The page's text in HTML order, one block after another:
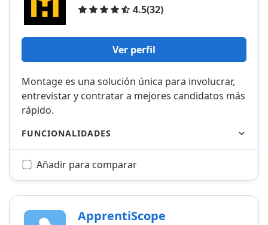
4.5(32)
Opiniones
Ver perfil
Montage es una solución única para involucrar,
entrevistar y contratar a mejores candidatos más
rápido.
FUNCIONALIDADES
Añadir para comparar
ApprentiScope